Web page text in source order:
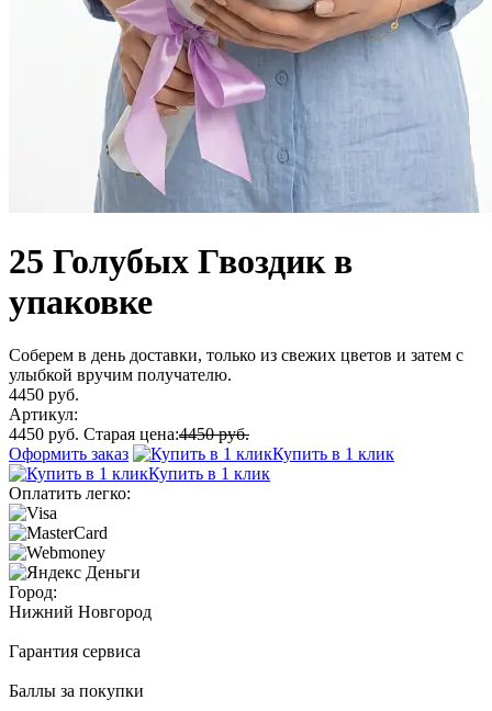
25 Голубых Гвоздик в
упаковке
Соберем в день доставки, только из свежих цветов и затем с
улыбкой вручим получателю.
4450 руб.
Артикул:
4450 руб. Старая цена:4450 руб.
Оформить заказ
Купить в 1 клик
Купить в 1 клик
Оплатить легко:
Город:
Нижний Новгород
Гарантия сервиса
Баллы за покупки